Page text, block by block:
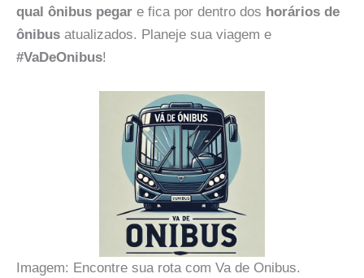
qual ônibus pegar e fica por dentro dos horários de
ônibus atualizados. Planeje sua viagem e
#VaDeOnibus!
Imagem: Encontre sua rota com Va de Onibus.